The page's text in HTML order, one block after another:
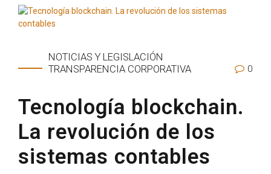
NOTICIAS Y LEGISLACIÓN
TRANSPARENCIA CORPORATIVA
0
Tecnología blockchain.
La revolución de los
sistemas contables